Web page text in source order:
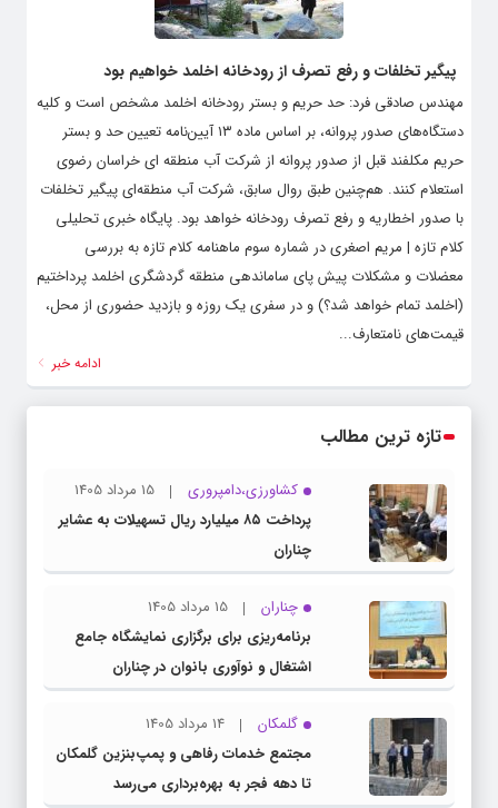
پیگیر تخلفات و رفع تصرف از رودخانه اخلمد خواهیم بود
مهندس صادقی فرد: حد حریم و بستر رودخانه اخلمد مشخص است و کلیه
دستگاه‌‌های صدور پروانه، بر اساس ماده ۱۳ آیین‌‌نامه تعیین حد و بستر
حریم مکلفند قبل از صدور پروانه از شرکت آب منطقه ای خراسان رضوی
استعلام کنند. هم‌چنین طبق روال سابق، شرکت آب منطقه‌‌ای پیگیر تخلفات
با صدور اخطاریه و رفع تصرف رودخانه خواهد بود. پایگاه خبری تحلیلی
کلام تازه | مریم اصغری در شماره سوم ماهنامه کلام تازه به بررسی
معضلات و مشکلات پیش پای ساماندهی منطقه گردشگری اخلمد پرداختیم
(اخلمد تمام خواهد شد؟) و در سفری یک روزه و بازدید حضوری از محل،
قیمت‌‌های نامتعارف...
ادامه خبر
تازه ترین مطالب
کشاورزی،دامپروری
15 مرداد 1405
پرداخت ۸۵ میلیارد ریال تسهیلات به عشایر
چناران
چناران
15 مرداد 1405
برنامه‌ریزی برای برگزاری نمایشگاه جامع
اشتغال و نوآوری بانوان در چناران
گلمکان
14 مرداد 1405
مجتمع خدمات رفاهی و پمپ‌بنزین گلمکان
تا دهه فجر به بهره‌برداری می‌رسد